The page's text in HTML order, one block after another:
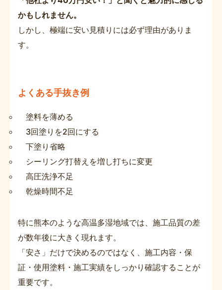
かもしれません。
しかし、極端に安い見積りには必ず理由がありま
す。
よくある手抜き例
塗料を薄める
3回塗りを2回にする
下塗り省略
シーリング打替えを増し打ちに変更
高圧洗浄不足
乾燥時間不足
特に熊本のような高温多湿地域では、施工品質の差
が数年後に大きく現れます。
「安さ」だけで決めるのではなく、施工内容・保
証・使用塗料・施工実績をしっかり確認することが
重要です。